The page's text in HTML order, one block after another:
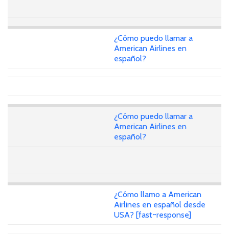
¿Cómo puedo llamar a
American Airlines en
español?
¿Cómo puedo llamar a
American Airlines en
español?
¿Cómo llamo a American
Airlines en español desde
USA? [fast~response]